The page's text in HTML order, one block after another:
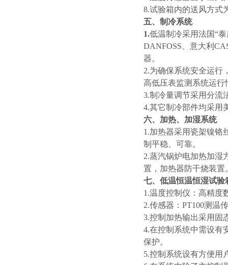
8.试验箱内的送风方式
五、制冷系统
1.低温制冷采用法国“
DANFOSS、意大利
器。
2.为确保系统安全运行
高低压表监测系统运行
3.制冷量调节采用分流
4.其它制冷部件均采用
六、加热、加湿系统
1.加热器采用瓷架镍铬
制平稳、可靠。
2.蒸汽锅炉电加热加湿
置，加热器防干烧装置
七、低温恒温恒湿试验
1.温度控制仪：高精度
2.传感器：PT100测温
3.控制加热输出采用固
4.在控制系统中需设有
保护。
5.控制系统设有方便用